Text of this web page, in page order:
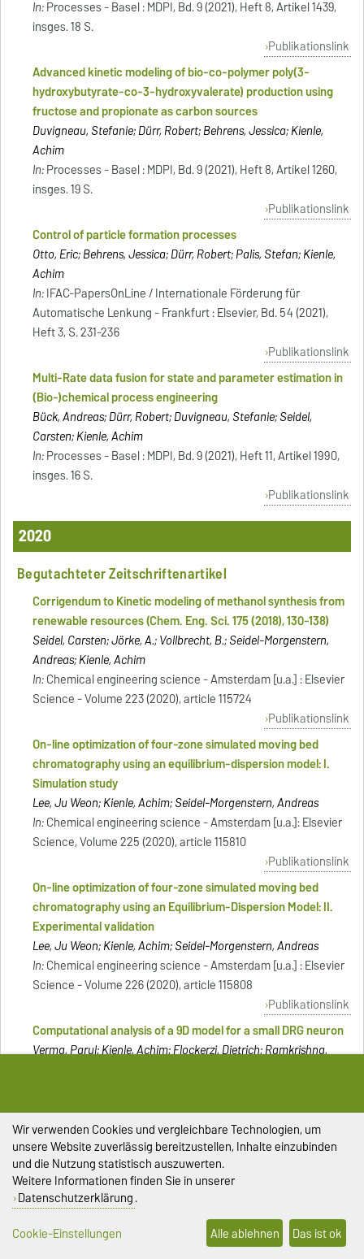
In:Processes - Basel : MDPI, Bd. 9 (2021), Heft 8, Artikel 1439,
insges. 18 S.
Publikationslink
Advanced kinetic modeling of bio-co-polymer poly(3-
hydroxybutyrate-co-3-hydroxyvalerate) production using
fructose and propionate as carbon sources
Duvigneau, Stefanie; Dürr, Robert; Behrens, Jessica; Kienle,
Achim
In:Processes - Basel : MDPI, Bd. 9 (2021), Heft 8, Artikel 1260,
insges. 19 S.
Publikationslink
Control of particle formation processes
Otto, Eric; Behrens, Jessica; Dürr, Robert; Palis, Stefan; Kienle,
Achim
In:IFAC-PapersOnLine / Internationale Förderung für
Automatische Lenkung - Frankfurt : Elsevier, Bd. 54 (2021),
Heft 3, S. 231-236
Publikationslink
Multi-Rate data fusion for state and parameter estimation in
(Bio-)chemical process engineering
Bück, Andreas; Dürr, Robert; Duvigneau, Stefanie; Seidel,
Carsten; Kienle, Achim
In:Processes - Basel : MDPI, Bd. 9 (2021), Heft 11, Artikel 1990,
insges. 16 S.
Publikationslink
2020
Begutachteter Zeitschriftenartikel
Corrigendum to Kinetic modeling of methanol synthesis from
renewable resources (Chem. Eng. Sci. 175 (2018), 130-138)
Seidel, Carsten; Jörke, A.; Vollbrecht, B.; Seidel-Morgenstern,
Andreas; Kienle, Achim
In:Chemical engineering science - Amsterdam [u.a.] : Elsevier
Science - Volume 223 (2020), article 115724
Publikationslink
On-line optimization of four-zone simulated moving bed
chromatography using an equilibrium-dispersion model: I.
Simulation study
Lee, Ju Weon; Kienle, Achim; Seidel-Morgenstern, Andreas
In:Chemical engineering science - Amsterdam [u.a.]: Elsevier
Science, Volume 225 (2020), article 115810
Publikationslink
On-line optimization of four-zone simulated moving bed
chromatography using an Equilibrium-Dispersion Model: II.
Experimental validation
Lee, Ju Weon; Kienle, Achim; Seidel-Morgenstern, Andreas
In:Chemical engineering science - Amsterdam [u.a.] : Elsevier
Science - Volume 226 (2020), article 115808
Publikationslink
Computational analysis of a 9D model for a small DRG neuron
Verma, Parul; Kienle, Achim; Flockerzi, Dietrich; Ramkrishna,
Springer Science + Business Media B.V, Bd. 48 (2020), S. 429-
444
Publikationslink
Examining sodium and potassium channel conductances
involved in hyperexcitability of chemotherapy-induced
peripheral neuropathy - a mathematical and cell culture-
based study
Verma, Parul; Eaton, Muriel; Kienle, Achim; Flockerzi, Dietrich;
Wir verwenden Cookies und vergleichbare Technologien, um
unsere Website zuverlässig bereitzustellen, Inhalte einzubinden
und die Nutzung statistisch auszuwerten.
Weitere Informationen finden Sie in unserer
Datenschutzerklärung.
Cookie-Einstellungen
Alle ablehnen Das ist ok